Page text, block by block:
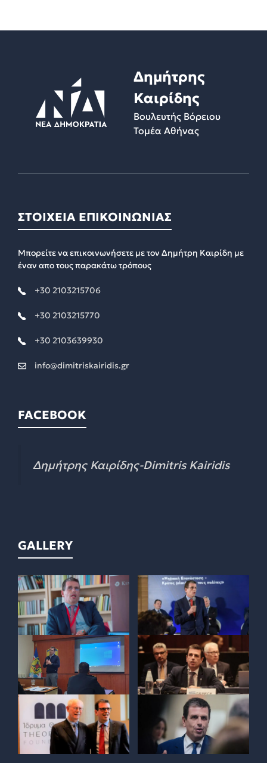
Δημήτρης
Καιρίδης
Βουλευτής Βόρειου
Τομέα Αθήνας
ΣΤΟΙΧΕΙΑ ΕΠΙΚΟΙΝΩΝΙΑΣ
Μπορείτε να επικοινωνήσετε με τον Δημήτρη Καιρίδη με
έναν απο τους παρακάτω τρόπους
+30 2103215706
+30 2103215770
+30 2103639930
info@dimitriskairidis.gr
FACEBOOK
Δημήτρης Καιρίδης-Dimitris Kairidis
GALLERY